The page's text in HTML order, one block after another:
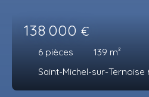
138 000 €
6 pièces 139 m²
Saint-Michel-sur-Ternoise